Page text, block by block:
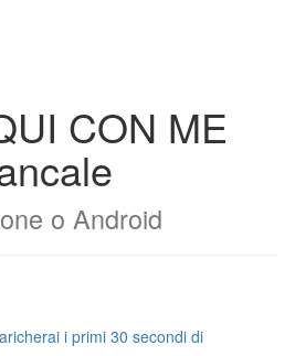
CON ME
o Android
i primi 30 secondi di